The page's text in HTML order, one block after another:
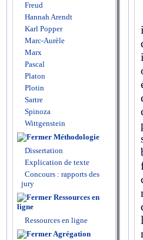
Freud
Hannah Arendt
Karl Popper
Marc-Aurèle
Marx
Pascal
Platon
Plotin
Sartre
Spinoza
Wittgenstein
Méthodologie
Dissertation
Explication de texte
Concours : rapports des
jury
Ressources en
ligne
Ressources en ligne
Agrégation